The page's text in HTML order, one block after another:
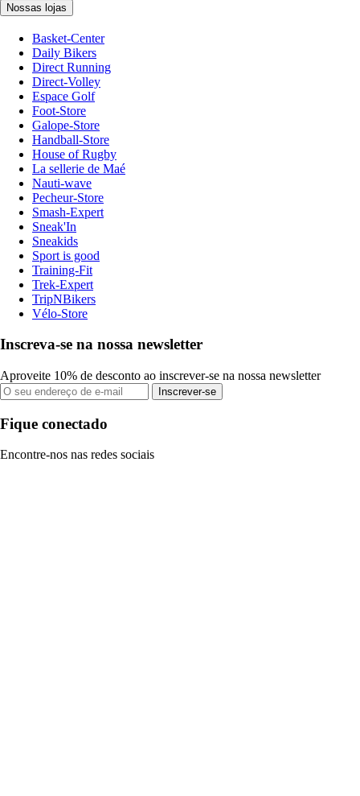
Nossas lojas
Basket-Center
Daily Bikers
Direct Running
Direct-Volley
Espace Golf
Foot-Store
Galope-Store
Handball-Store
House of Rugby
La sellerie de Maé
Nauti-wave
Pecheur-Store
Smash-Expert
Sneak'In
Sneakids
Sport is good
Training-Fit
Trek-Expert
TripNBikers
Vélo-Store
Inscreva-se na nossa newsletter
Aproveite 10% de desconto ao inscrever-se na nossa newsletter
Inscrever-se
Fique conectado
Encontre-nos nas redes sociais